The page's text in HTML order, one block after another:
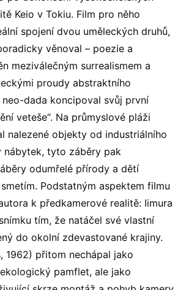
Keio v Tokiu. Film pro něho
spojení dvou uměleckých druhů,
věnoval – poezie a
meziválečným surrealismem a
proudy abstraktního
neo-dada koncipoval svůj první
veteše“. Na průmyslové pláži
nalezené objekty od industriálního
nábytek, tyto záběry pak
odumřelé přírody a dětí
Podstatným aspektem filmu
k předkamerové realitě: Iimura
tím, že natáčel své vlastní
do okolní zdevastované krajiny.
1962) přitom nechápal jako
pamflet, ale jako